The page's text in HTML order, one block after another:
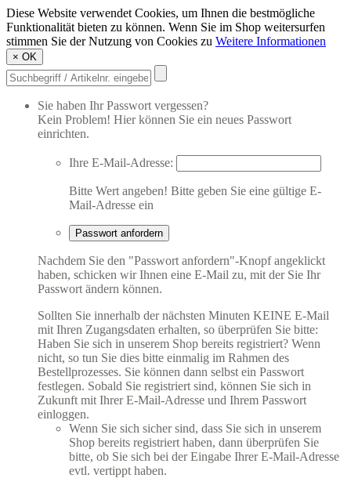
Diese Website verwendet Cookies, um Ihnen die bestmögliche
Funktionalität bieten zu können. Wenn Sie im Shop weitersurfen
stimmen Sie der Nutzung von Cookies zu Weitere Informationen
× OK
Sie haben Ihr Passwort vergessen?
Kein Problem! Hier können Sie ein neues Passwort
einrichten.
Ihre E-Mail-Adresse:
Bitte Wert angeben! Bitte geben Sie eine gültige E-
Mail-Adresse ein
Passwort anfordern
Nachdem Sie den "Passwort anfordern"-Knopf angeklickt
haben, schicken wir Ihnen eine E-Mail zu, mit der Sie Ihr
Passwort ändern können.
Sollten Sie innerhalb der nächsten Minuten KEINE E-Mail
mit Ihren Zugangsdaten erhalten, so überprüfen Sie bitte:
Haben Sie sich in unserem Shop bereits registriert? Wenn
nicht, so tun Sie dies bitte einmalig im Rahmen des
Bestellprozesses. Sie können dann selbst ein Passwort
festlegen. Sobald Sie registriert sind, können Sie sich in
Zukunft mit Ihrer E-Mail-Adresse und Ihrem Passwort
einloggen.
Wenn Sie sich sicher sind, dass Sie sich in unserem
Shop bereits registriert haben, dann überprüfen Sie
bitte, ob Sie sich bei der Eingabe Ihrer E-Mail-Adresse
evtl. vertippt haben.